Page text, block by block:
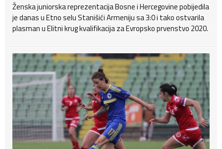
Ženska juniorska reprezentacija Bosne i Hercegovine pobijedila
je danas u Etno selu Stanišići Armeniju sa 3:0 i tako ostvarila
plasman u Elitni krug kvalifikacija za Evropsko prvenstvo 2020.